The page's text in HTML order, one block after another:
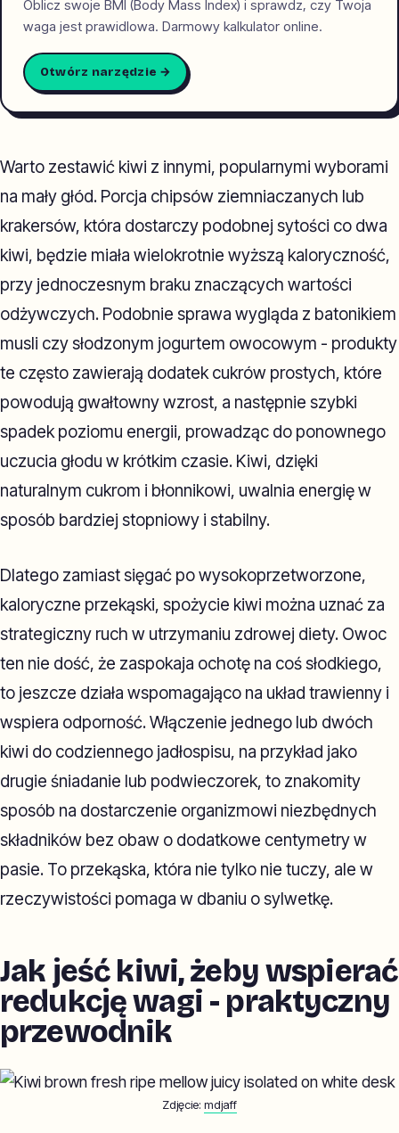
Oblicz swoje BMI (Body Mass Index) i sprawdz, czy Twoja
waga jest prawidlowa. Darmowy kalkulator online.
Otwórz narzędzie →
Warto zestawić kiwi z innymi, popularnymi wyborami
na mały głód. Porcja chipsów ziemniaczanych lub
krakersów, która dostarczy podobnej sytości co dwa
kiwi, będzie miała wielokrotnie wyższą kaloryczność,
przy jednoczesnym braku znaczących wartości
odżywczych. Podobnie sprawa wygląda z batonikiem
musli czy słodzonym jogurtem owocowym - produkty
te często zawierają dodatek cukrów prostych, które
powodują gwałtowny wzrost, a następnie szybki
spadek poziomu energii, prowadząc do ponownego
uczucia głodu w krótkim czasie. Kiwi, dzięki
naturalnym cukrom i błonnikowi, uwalnia energię w
sposób bardziej stopniowy i stabilny.
Dlatego zamiast sięgać po wysokoprzetworzone,
kaloryczne przekąski, spożycie kiwi można uznać za
strategiczny ruch w utrzymaniu zdrowej diety. Owoc
ten nie dość, że zaspokaja ochotę na coś słodkiego,
to jeszcze działa wspomagająco na układ trawienny i
wspiera odporność. Włączenie jednego lub dwóch
kiwi do codziennego jadłospisu, na przykład jako
drugie śniadanie lub podwieczorek, to znakomity
sposób na dostarczenie organizmowi niezbędnych
składników bez obaw o dodatkowe centymetry w
pasie. To przekąska, która nie tylko nie tuczy, ale w
rzeczywistości pomaga w dbaniu o sylwetkę.
Jak jeść kiwi, żeby wspierać
redukcję wagi - praktyczny
przewodnik
Zdjęcie: mdjaff